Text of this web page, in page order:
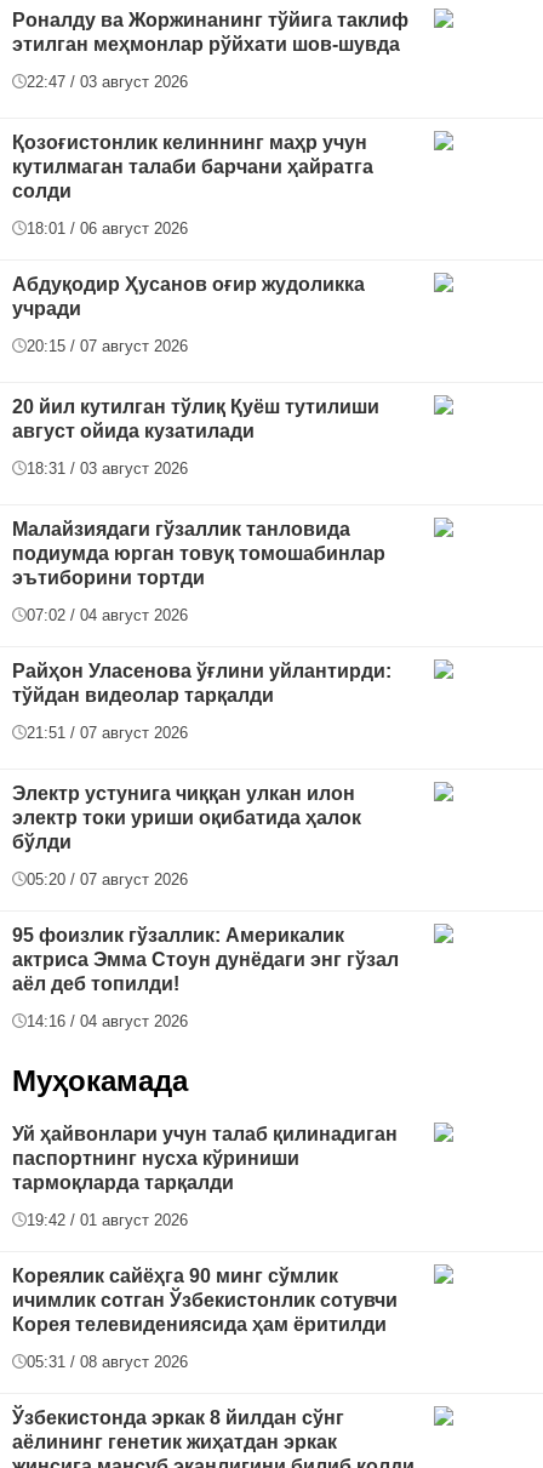
Роналду ва Жоржинанинг тўйига таклиф
этилган меҳмонлар рўйхати шов-шувда
22:47 / 03 август 2026
Қозоғистонлик келиннинг маҳр учун
кутилмаган талаби барчани ҳайратга
солди
18:01 / 06 август 2026
Абдуқодир Ҳусанов оғир жудоликка
учради
20:15 / 07 август 2026
20 йил кутилган тўлиқ Қуёш тутилиши
август ойида кузатилади
18:31 / 03 август 2026
Малайзиядаги гўзаллик танловида
подиумда юрган товуқ томошабинлар
эътиборини тортди
07:02 / 04 август 2026
Райҳон Уласенова ўғлини уйлантирди:
тўйдан видеолар тарқалди
21:51 / 07 август 2026
Электр устунига чиққан улкан илон
электр токи уриши оқибатида ҳалок
бўлди
05:20 / 07 август 2026
95 фоизлик гўзаллик: Америкалик
актриса Эмма Стоун дунёдаги энг гўзал
аёл деб топилди!
14:16 / 04 август 2026
Муҳокамада
Уй ҳайвонлари учун талаб қилинадиган
паспортнинг нусха кўриниши
тармоқларда тарқалди
19:42 / 01 август 2026
Кореялик сайёҳга 90 минг сўмлик
ичимлик сотган Ўзбекистонлик сотувчи
Корея телевидениясида ҳам ёритилди
05:31 / 08 август 2026
Ўзбекистонда эркак 8 йилдан сўнг
аёлининг генетик жиҳатдан эркак